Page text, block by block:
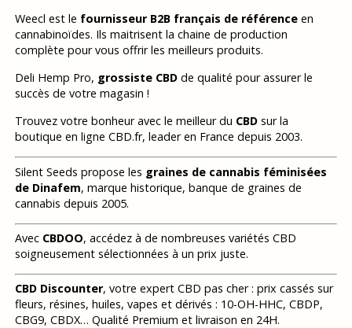
Weecl est le fournisseur B2B français de référenceen
cannabinoïdes. Ils maitrisent la chaine de production
complète pour vous offrir les meilleurs produits.
Deli Hemp Pro, grossiste CBDde qualité pour assurer le
succès de votre magasin !
Trouvez votre bonheur avec le meilleur du CBDsur la
boutique en ligne CBD.fr, leader en France depuis 2003.
Silent Seeds propose les graines de cannabis féminisées
de Dinafem, marque historique, banque de graines de
cannabis depuis 2005.
Avec CBDOO, accédez à de nombreuses variétés CBD
soigneusement sélectionnées à un prix juste.
CBD Discounter, votre expert CBD pas cher : prix cassés sur
fleurs, résines, huiles, vapes et dérivés : 10-OH-HHC, CBDP,
CBG9, CBDX… Qualité Premium et livraison en 24H.